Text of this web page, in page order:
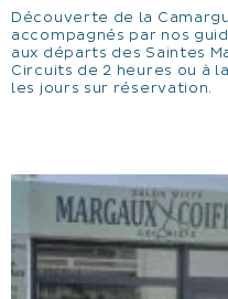
Découverte de la
accompagnés par nos
aux départs des Saintes
Circuits de 2 heures ou à
les jours sur réservation.